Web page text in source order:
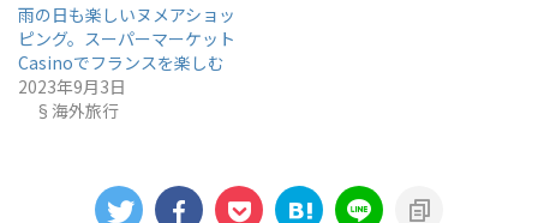
雨の日も楽しいヌメアショッ
ピング。スーパーマーケット
Casinoでフランスを楽しむ
2023年9月3日
§海外旅行